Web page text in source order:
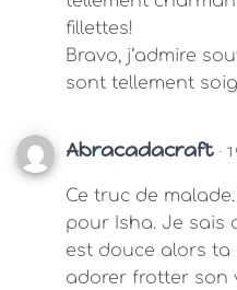
fillettes!
Bravo, j’admire
sont tellement
Abracadacraft ·
Ce truc de
pour Isha. Je sais
est douce alors
adorer frotter son